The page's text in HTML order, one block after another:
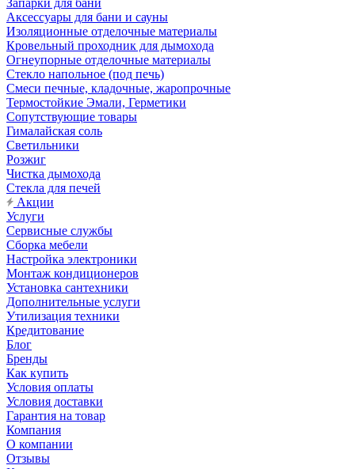
Запарки для бани
Аксессуары для бани и сауны
Изоляционные отделочные материалы
Кровельный проходник для дымохода
Огнеупорные отделочные материалы
Стекло напольное (под печь)
Смеси печные, кладочные, жаропрочные
Термостойкие Эмали, Герметики
Сопутствующие товары
Гималайская соль
Светильники
Розжиг
Чистка дымохода
Стекла для печей
Акции
Услуги
Сервисные службы
Сборка мебели
Настройка электроники
Монтаж кондиционеров
Установка сантехники
Дополнительные услуги
Утилизация техники
Кредитование
Блог
Бренды
Как купить
Условия оплаты
Условия доставки
Гарантия на товар
Компания
О компании
Отзывы